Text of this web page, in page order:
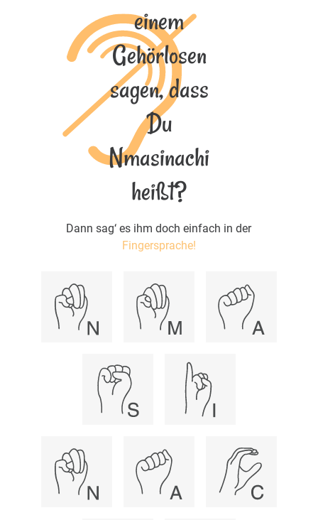
einem
Gehörlosen
sagen, dass
Du
Nmasinachi
heißt?
Dann sag‘ es ihm doch einfach in der
Fingersprache!